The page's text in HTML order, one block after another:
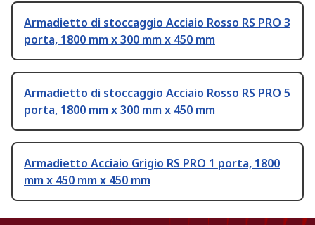
Armadietto di stoccaggio Acciaio Rosso RS PRO 3
porta, 1800 mm x 300 mm x 450 mm
Armadietto di stoccaggio Acciaio Rosso RS PRO 5
porta, 1800 mm x 300 mm x 450 mm
Armadietto Acciaio Grigio RS PRO 1 porta, 1800
mm x 450 mm x 450 mm